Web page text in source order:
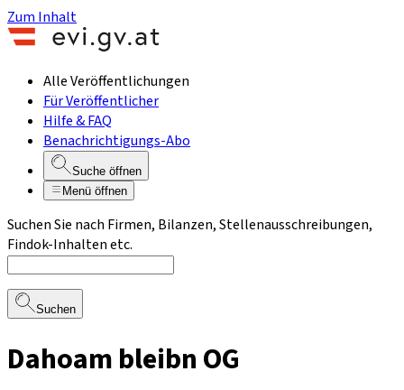
Zum Inhalt
Alle Veröffentlichungen
Für Veröffentlicher
Hilfe & FAQ
Benachrichtigungs-Abo
Suche öffnen
Menü öffnen
Suchen Sie nach Firmen, Bilanzen, Stellenausschreibungen,
Findok-Inhalten etc.
Suchen
Dahoam bleibn OG